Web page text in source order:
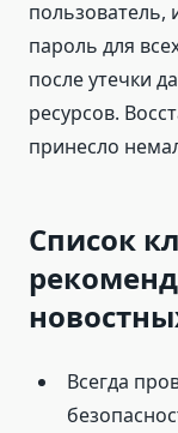
пользователь,
пароль для
после утечки
ресурсов.
принесло
Список
Всегда